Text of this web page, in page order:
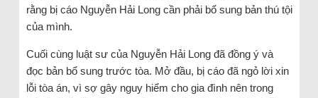
rằng bị cáo Nguyễn Hải Long cần phải bổ sung bản thú tội
của mình.
Cuối cùng luật sư của Nguyễn Hải Long đã đồng ý và
đọc bản bổ sung trước tòa. Mở đầu, bị cáo đã ngỏ lời xin
lỗi tòa án, vì sợ gây nguy hiểm cho gia đình nên trong